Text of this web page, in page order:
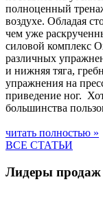
полноценный
воздухе. Обладая
чем уже
силовой комплекс
различных
и нижняя тяга,
упражнения на
приведение ног.
большинства
читать полностью »
ВСЕ СТАТЬИ
Лидеры продаж